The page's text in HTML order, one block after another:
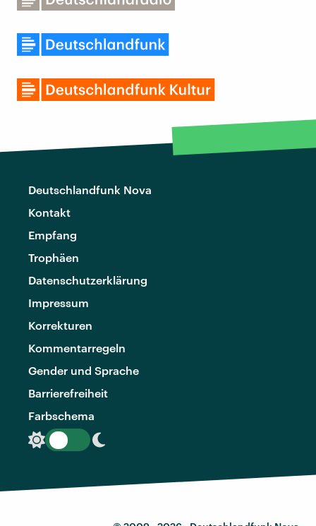
Deutschlandfunk Nova
Kontakt
Empfang
Trophäen
Datenschutzerklärung
Impressum
Korrekturen
Kommentarregeln
Gender und Sprache
Barrierefreiheit
Farbschema